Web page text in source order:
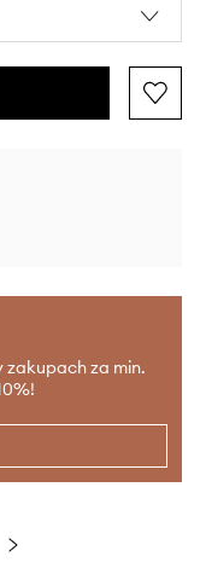
zakupach za min.